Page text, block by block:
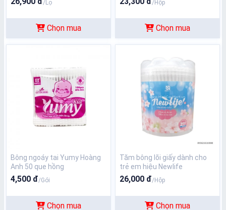
/Lọ
Chọn mua
/Hộp
Chọn mua
Bông ngoáy tai Yumy Hoàng
Anh 50 que hồng
4,500 đ/Gói
Chọn mua
Tăm bông lõi giấy dành cho
trẻ em hiệu Newlife
26,000 đ/Hộp
Chọn mua